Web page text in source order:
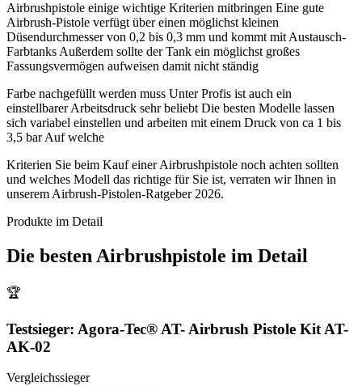
Airbrushpistole einige wichtige Kriterien mitbringen Eine gute
Airbrush-Pistole verfügt über einen möglichst kleinen
Düsendurchmesser von 0,2 bis 0,3 mm und kommt mit Austausch-
Farbtanks Außerdem sollte der Tank ein möglichst großes
Fassungsvermögen aufweisen damit nicht ständig
Farbe nachgefüllt werden muss Unter Profis ist auch ein
einstellbarer Arbeitsdruck sehr beliebt Die besten Modelle lassen
sich variabel einstellen und arbeiten mit einem Druck von ca 1 bis
3,5 bar Auf welche
Kriterien Sie beim Kauf einer Airbrushpistole noch achten sollten
und welches Modell das richtige für Sie ist, verraten wir Ihnen in
unserem Airbrush-Pistolen-Ratgeber 2026.
Produkte im Detail
Die besten Airbrushpistole im Detail
🏆
Testsieger: Agora-Tec® AT- Airbrush Pistole Kit AT-
AK-02
Vergleichssieger